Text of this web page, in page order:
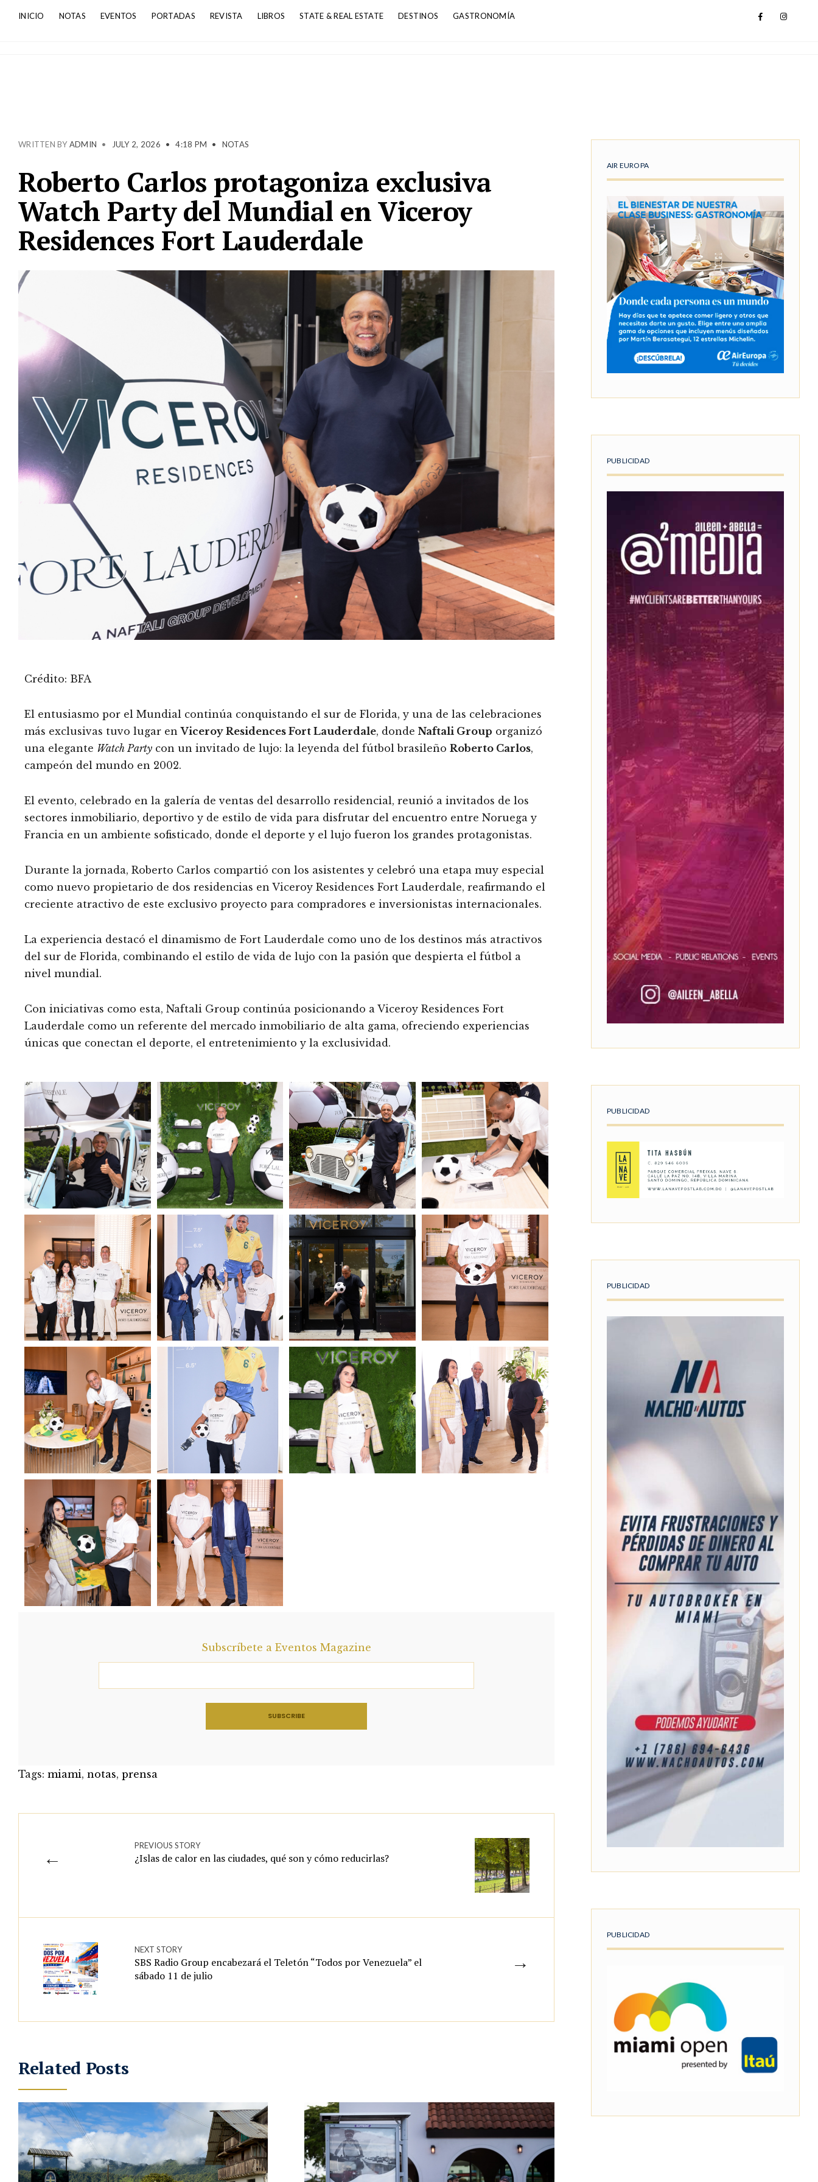
INICIO NOTAS EVENTOS PORTADAS REVISTA LIBROS STATE & REAL ESTATE DESTINOS GASTRONOMÍA
WRITTEN BY ADMIN • JULY 2, 2026 • 4:18 PM • NOTAS
Roberto Carlos protagoniza exclusiva
Watch Party del Mundial en Viceroy
Residences Fort Lauderdale
Crédito: BFA
El entusiasmo por el Mundial continúa conquistando el sur de Florida, y una de las celebraciones
más exclusivas tuvo lugar enViceroy Residences Fort Lauderdale, donde Naftali Group organizó
una elegante Watch Party con un invitado de lujo: la leyenda del fútbol brasileño Roberto Carlos,
campeón del mundo en 2002.
El evento, celebrado en la galería de ventas del desarrollo residencial, reunió a invitados de los
sectores inmobiliario, deportivo y de estilo de vida para disfrutar del encuentro entre Noruega y
Francia en un ambiente sofisticado, donde el deporte y el lujo fueron los grandes protagonistas.
Durante la jornada, Roberto Carlos compartió con los asistentes y celebró una etapa muy especial
como nuevo propietario de dos residencias en Viceroy Residences Fort Lauderdale, reafirmando el
creciente atractivo de este exclusivo proyecto para compradores e inversionistas internacionales.
La experiencia destacó el dinamismo de Fort Lauderdale como uno de los destinos más atractivos
del sur de Florida, combinando el estilo de vida de lujo con la pasión que despierta el fútbol a
nivel mundial.
Con iniciativas como esta, Naftali Group continúa posicionando a Viceroy Residences Fort
Lauderdale como un referente del mercado inmobiliario de alta gama, ofreciendo experiencias
únicas que conectan el deporte, el entretenimiento y la exclusividad.
Subscríbete a Eventos Magazine
Tags: miami, notas, prensa
←
PREVIOUS STORY
¿Islas de calor en las ciudades, qué son y cómo reducirlas?
→
NEXT STORY
SBS Radio Group encabezará el Teletón “Todos por Venezuela” el
sábado 11 de julio
Related Posts
AIR EUROPA
PUBLICIDAD
PUBLICIDAD
PUBLICIDAD
PUBLICIDAD